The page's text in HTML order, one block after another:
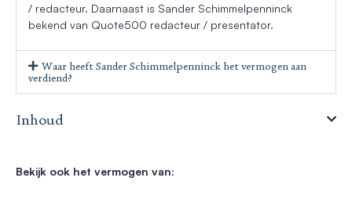
/ redacteur. Daarnaast is Sander Schimmelpenninck
bekend van Quote500 redacteur / presentator.
Waar heeft Sander Schimmelpenninck het vermogen aan
verdiend?
Inhoud
Bekijk ook het vermogen van: